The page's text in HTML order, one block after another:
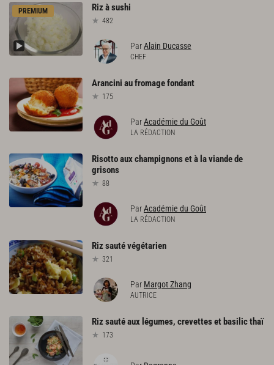
PREMIUM Rizàsushi
482
ParAlain Ducasse
CHEF
Arancini aufromagefondant
175
ParAcadémie du Goût
LA RÉDACTION
Risottoauxchampignonsetà laviandede
grisons
88
ParAcadémie du Goût
LA RÉDACTION
Rizsautévégétarien
321
Par Margot Zhang
AUTRICE
Rizsautéaux légumes, crevetteset basilicthaï
173